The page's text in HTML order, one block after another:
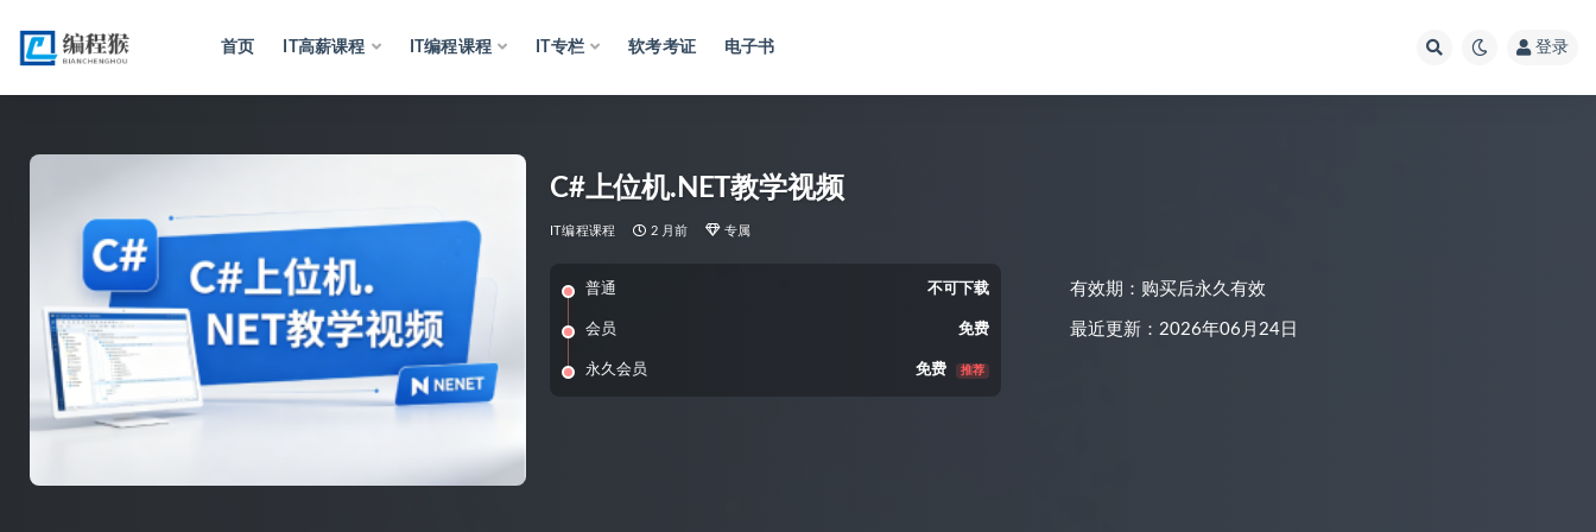
首页 IT高薪课程 IT编程课程 IT专栏 软考考证 电子书 登录
C#上位机.NET教学视频
IT编程课程 2 月前 专属
普通 不可下载
会员 免费
永久会员 免费 推荐
有效期：购买后永久有效
最近更新：2026年06月24日